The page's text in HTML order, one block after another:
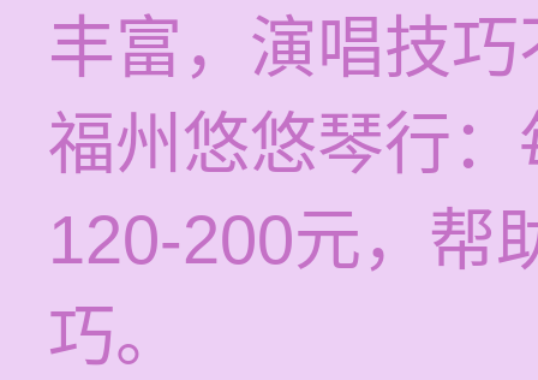
丰富，演唱技
福州悠悠琴行
120-200元，帮
巧。